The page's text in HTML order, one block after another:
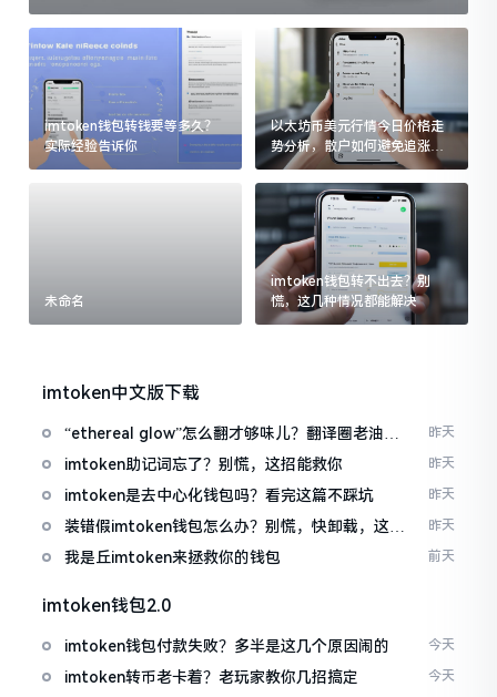
imtoken钱包转钱要等多久？
实际经验告诉你
以太坊币美元行情今日价格走
势分析，散户如何避免追涨杀
跌被套牢
未命名
imtoken钱包转不出去？别
慌，这几种情况都能解决
imtoken中文版下载
“ethereal glow”怎么翻才够味儿？翻译圈老油条
的私房话
昨天
imtoken助记词忘了？别慌，这招能救你 昨天
imtoken是去中心化钱包吗？看完这篇不踩坑 昨天
装错假imtoken钱包怎么办？别慌，快卸载，这几
招能救急
昨天
我是丘imtoken来拯救你的钱包 前天
imtoken钱包2.0
imtoken钱包付款失败？多半是这几个原因闹的 今天
imtoken转币老卡着？老玩家教你几招搞定 今天